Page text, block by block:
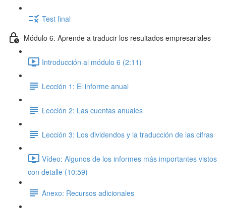
Test final
Módulo 6. Aprende a traducir los resultados empresariales
Introducción al módulo 6 (2:11)
Lección 1: El informe anual
Lección 2: Las cuentas anuales
Lección 3: Los dividendos y la traducción de las cifras
Vídeo: Algunos de los informes más importantes vistos
con detalle (10:59)
Anexo: Recursos adicionales